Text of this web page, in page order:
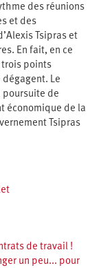
des réunions
et des
Tsipras et
En fait, en ce
trois points
Le
poursuite de
économique de la
Tsipras
de travail !
un peu... pour